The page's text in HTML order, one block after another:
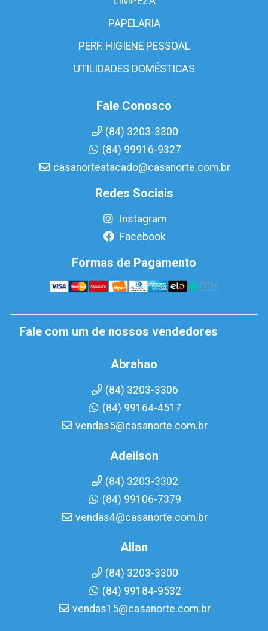
PAPELARIA
PERF. HIGIENE PESSOAL
UTILIDADES DOMÉSTICAS
Fale Conosco
(84) 3203-3300
(84) 99916-9327
casanorteatacado@casanorte.com.br
Redes Sociais
Instagram
Facebook
Formas de Pagamento
Fale com um de nossos vendedores
Abrahao
(84) 3203-3306
(84) 99164-4517
vendas5@casanorte.com.br
Adeilson
(84) 3203-3302
(84) 99106-7379
vendas4@casanorte.com.br
Allan
(84) 3203-3300
(84) 99184-9532
vendas15@casanorte.com.br